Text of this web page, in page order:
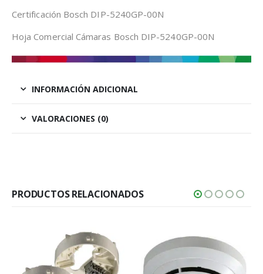
Certificación Bosch DIP-5240GP-00N
Hoja Comercial Cámaras Bosch DIP-5240GP-00N
INFORMACIÓN ADICIONAL
VALORACIONES (0)
PRODUCTOS RELACIONADOS